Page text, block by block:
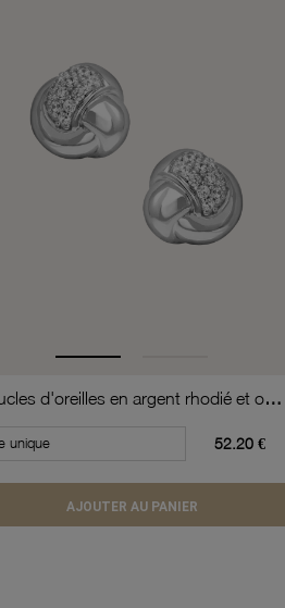
Boucles d'oreilles en argent rhodié et oxydes de zirconium
unique 52.20 €
AJOUTER AU PANIER